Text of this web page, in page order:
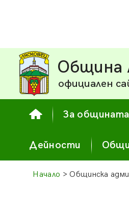
Община
официален
За общината
Дейности
Начало > Общинска